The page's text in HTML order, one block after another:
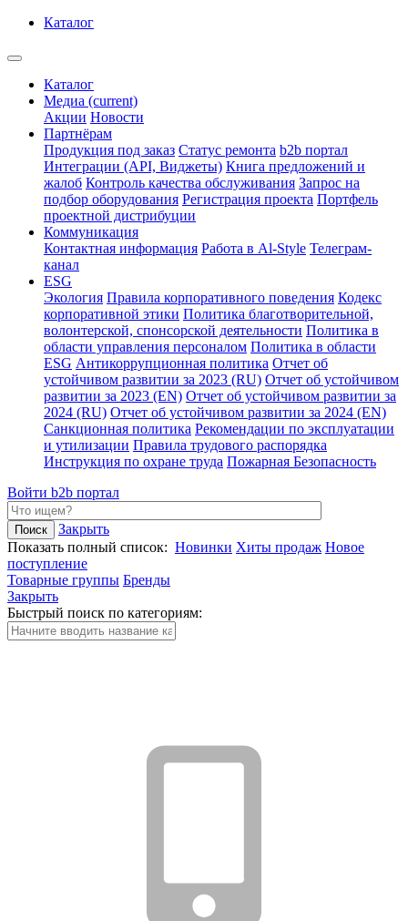
Каталог
Каталог
Медиа (current)
Акции Новости
Партнёрам
Продукция под заказ Статус ремонта b2b портал
Интеграции (API, Виджеты) Книга предложений и
жалоб Контроль качества обслуживания Запрос на
подбор оборудования Регистрация проекта Портфель
проектной дистрибуции
Коммуникация
Контактная информация Работа в Al-Style Телеграм-
канал
ESG
Экология Правила корпоративного поведения Кодекс
корпоративной этики Политика благотворительной,
волонтерской, спонсорской деятельности Политика в
области управления персоналом Политика в области
ESG Антикоррупционная политика Отчет об
устойчивом развитии за 2023 (RU) Отчет об устойчивом
развитии за 2023 (EN) Отчет об устойчивом развитии за
2024 (RU) Отчет об устойчивом развитии за 2024 (EN)
Санкционная политика Рекомендации по эксплуатации
и утилизации Правила трудового распорядка
Инструкция по охране труда Пожарная Безопасность
Войти b2b портал
Закрыть
Показать полный список: Новинки Хиты продаж Новое
поступление
Товарные группы Бренды
Закрыть
Быстрый поиск по категориям: